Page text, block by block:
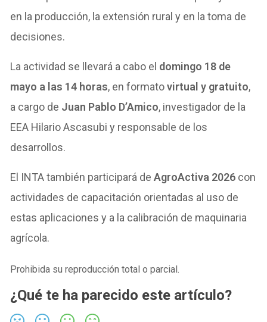
en la producción, la extensión rural y en la toma de
decisiones.
La actividad se llevará a cabo el domingo 18 de
mayo a las 14 horas, en formatovirtual y gratuito,
a cargo de Juan Pablo D’Amico, investigador de la
EEA Hilario Ascasubi y responsable de los
desarrollos.
El INTA también participará deAgroActiva 2026 con
actividades de capacitación orientadas al uso de
estas aplicaciones y a la calibración de maquinaria
agrícola.
Prohibida su reproducción total o parcial.
¿Qué te ha parecido este artículo?